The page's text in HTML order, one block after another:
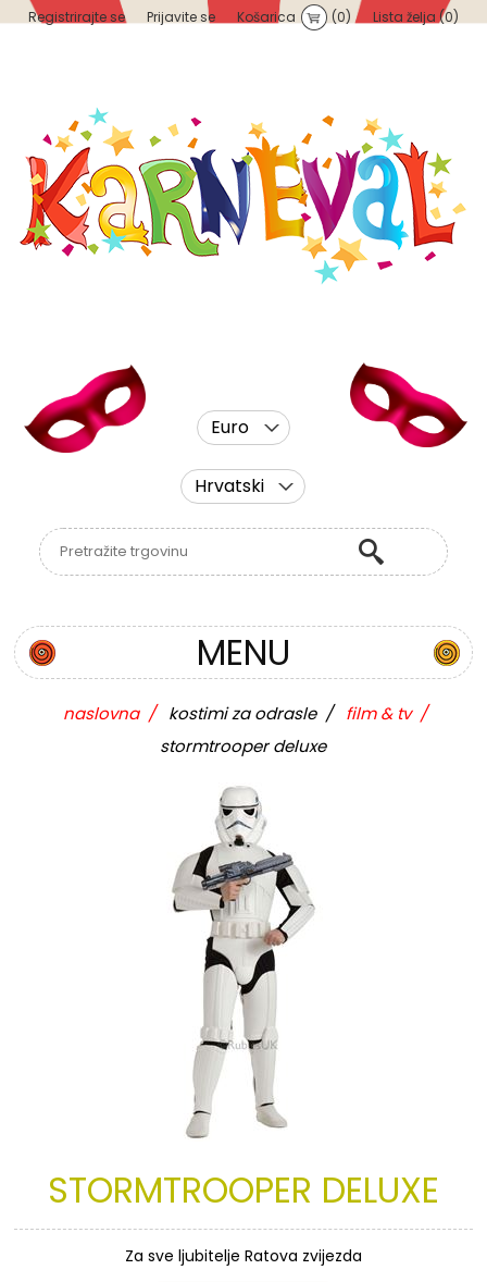
Registrirajte se Prijavite se Košarica (0) Lista želja (0)
Euro
Hrvatski
MENU
naslovna / kostimi za odrasle / film & tv /
stormtrooper deluxe
STORMTROOPER DELUXE
Za sve ljubitelje Ratova zvijezda